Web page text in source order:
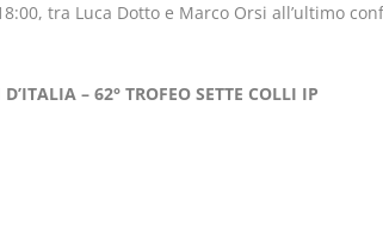
tra Luca Dotto e Marco Orsi all’ultimo
– 62° TROFEO SETTE COLLI IP